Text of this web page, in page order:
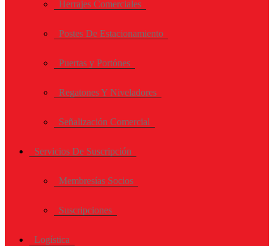
Herrajes Comerciales
Postes De Estacionamiento
Puertas y Portónes
Regatones Y Niveladores
Señalización Comercial
Servicios De Suscripción
Membresías Socios
Suscripciones
Logística